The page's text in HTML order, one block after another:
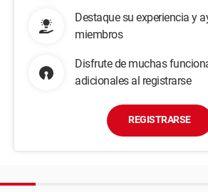
Destaque su experiencia y
miembros
Disfrute de muchas
adicionales al registrarse
REGISTRARSE